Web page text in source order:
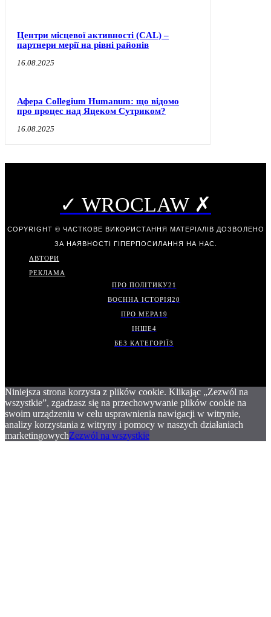
Центри місцевої активності (CAL) –
партнери мерії на рівні районів
16.08.2025
Афера Collegium Humanum: що відомо
про процес над Яцеком Сутриком?
16.08.2025
✓ WROCLAW ✗
COPYRIGHT © ЧАСТКОВЕ ВИКОРИСТАННЯ МАТЕРІАЛІВ ДОЗВОЛЕНО
ЗА НАЯВНОСТІ ГІПЕРПОСИЛАННЯ НА НАС.
АВТОРИ
РЕКЛАМА
ПРО ПОЛІТИКУ21
ВОЄННА ІСТОРІЯ20
ПРО МЕРА 19
ІНШЕ4
БЕЗ КАТЕГОРІЇ3
Niniejsza strona korzysta z plików cookie. Klikając „Zezwól na
wszystkie”, zgadzasz się na przechowywanie plików cookie na
swoim urządzeniu w celu usprawnienia nawigacji w witrynie,
analizy korzystania z witryny i pomocy w naszych działaniach
marketingowychZezwól na wszystkie